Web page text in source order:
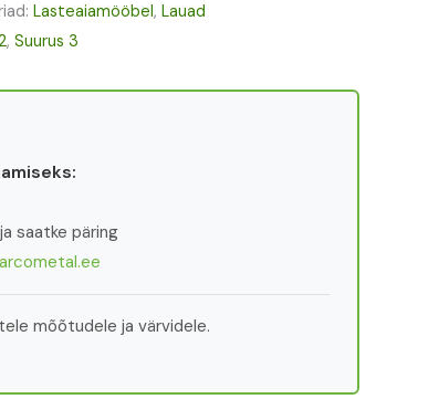
Lasteaiamööbel, Lauad
, Suurus 3
saatke päring
mõõtudele ja värvidele.